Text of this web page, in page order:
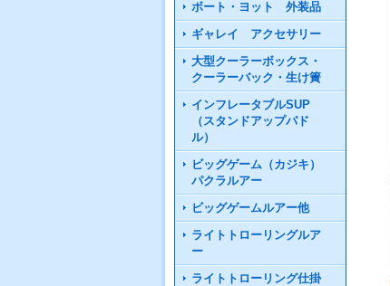
ボート・ヨット 外装品
ギャレイ アクセサリー
大型クーラーボックス・
クーラーバック・生け簀
インフレータブルSUP
（スタンドアップパド
ル）
ビッグゲーム（カジキ）
パクラルアー
ビッグゲームルアー他
ライトトローリングルア
ー
ライトトローリング仕掛